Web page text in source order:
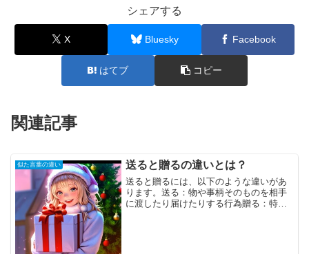
シェアする
X Bluesky Facebook
はてブ コピー
関連記事
似た言葉の違い 送ると贈るの違いとは？
送ると贈るには、以下のような違いがあ
ります。送る：物や事柄そのものを相手
に渡したり届けたりする行為贈る：特別